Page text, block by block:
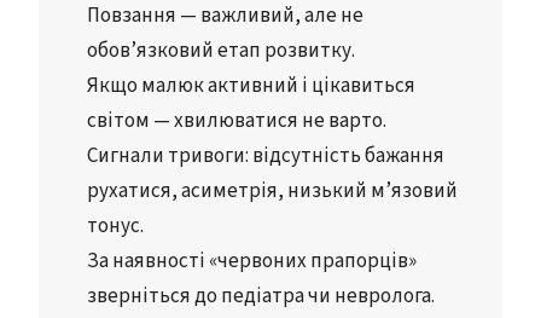
Повзання — важливий, але не
обов’язковий етап розвитку.
Якщо малюк активний і цікавиться
світом — хвилюватися не варто.
Сигнали тривоги: відсутність бажання
рухатися, асиметрія, низький м’язовий
тонус.
За наявності «червоних прапорців»
зверніться до педіатра чи невролога.